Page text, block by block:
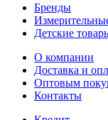
Бренды
Детские
О компании
Доставка и
Оптовым
Контакты